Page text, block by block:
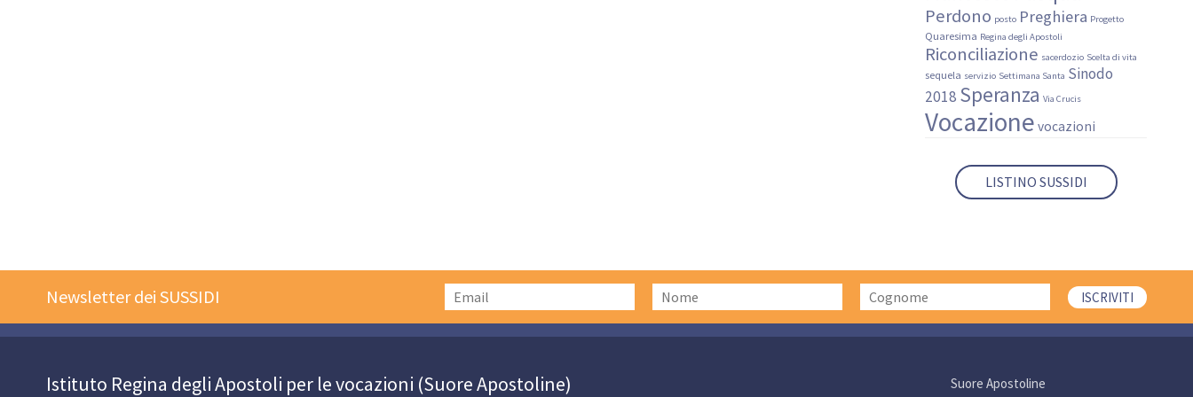
Perdono posto Preghiera Progetto
Quaresima Regina degli Apostoli
Riconciliazione sacerdozio Scelta di vita
sequela servizio Settimana Santa Sinodo
2018 Speranza Via Crucis
Vocazione vocazioni
LISTINO SUSSIDI
Newsletter dei SUSSIDI
Istituto Regina degli Apostoli per le vocazioni (Suore Apostoline) Suore Apostoline